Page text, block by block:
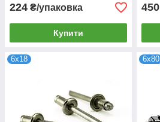
224 ₴/упаковка
Купити
450
6х18 6х80